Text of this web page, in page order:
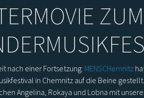
ZUM
nach einer Fortsetzung: MENSCHemnitz
in Chemnitz auf die Beine
Angelina, Rokaya und Lobna mit